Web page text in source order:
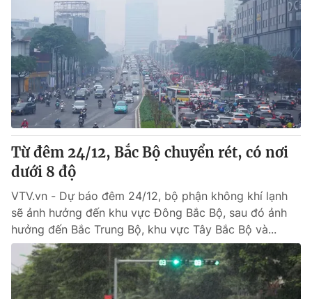
Từ đêm 24/12, Bắc Bộ chuyển rét, có nơi
dưới 8 độ
VTV.vn - Dự báo đêm 24/12, bộ phận không khí lạnh
sẽ ảnh hưởng đến khu vực Đông Bắc Bộ, sau đó ảnh
hưởng đến Bắc Trung Bộ, khu vực Tây Bắc Bộ và...